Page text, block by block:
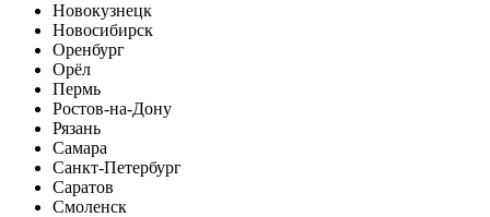
Новокузнецк
Новосибирск
Оренбург
Орёл
Пермь
Ростов-на-Дону
Рязань
Самара
Санкт-Петербург
Саратов
Смоленск